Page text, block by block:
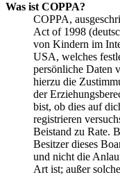
Was ist COPPA?
COPPA,
Act of 1998
von Kindern im
USA, welches
persönliche Daten
hierzu die
der
bist, ob dies auf
registrieren
Beistand zu Rate.
Besitzer dieses
und nicht die
Art ist; außer